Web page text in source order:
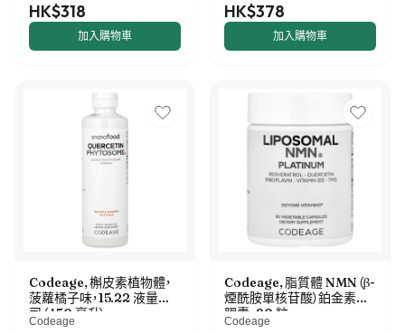
HK$318
加入購物車
HK$378
加入購物車
Codeage, 槲皮素植物體，
菠蘿橘子味，15.22 液量盎
司（450 毫升）
Codeage
Codeage, 脂質體 NMN（β-
煙酰胺單核苷酸）鉑金素食
膠囊，90 粒
Codeage